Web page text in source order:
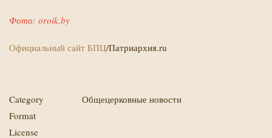
Фото: oroik.by
Официальный сайт БПЦ/Патриархия.ru
Category
Общецерковные новости
Format
License